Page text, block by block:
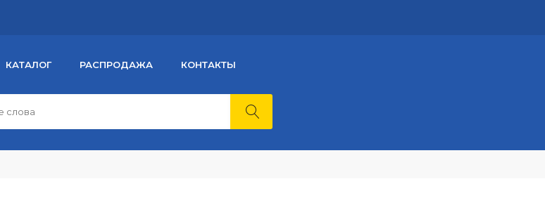
КАТАЛОГ РАСПРОДАЖА КОНТАКТЫ